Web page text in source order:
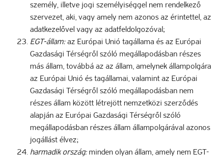
személy, illetve jogi személyiséggel nem rendelkező
szervezet, aki, vagy amely nem azonos az érintettel, az
adatkezelővel vagy az adatfeldolgozóval;
EGT-állam:az Európai Unió tagállama és az Európai
Gazdasági Térségről szóló megállapodásban részes
más állam, továbbá az az állam, amelynek állampolgára
az Európai Unió és tagállamai, valamint az Európai
Gazdasági Térségről szóló megállapodásban nem
részes állam között létrejött nemzetközi szerződés
alapján az Európai Gazdasági Térségről szóló
megállapodásban részes állam állampolgárával azonos
jogállást élvez;
harmadik ország:minden olyan állam, amely nem EGT-